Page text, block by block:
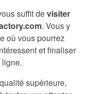
suffit devisiter
. Vous y
où vous pourrez
et finaliser
supérieure,